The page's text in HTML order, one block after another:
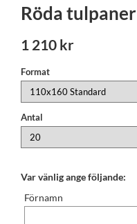
Röda tulpaner
1 210 kr
Format
Antal
Var vänlig ange följande:
Förnamn